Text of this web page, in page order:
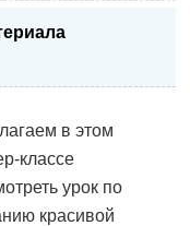
в этом
классе
урок по
красивой